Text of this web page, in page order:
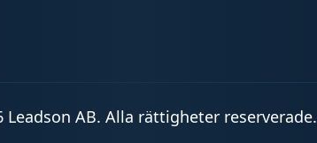
Leadson AB. Alla rättigheter reserverade.